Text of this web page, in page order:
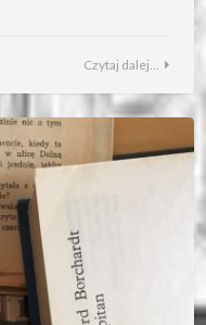
Czytaj dalej...